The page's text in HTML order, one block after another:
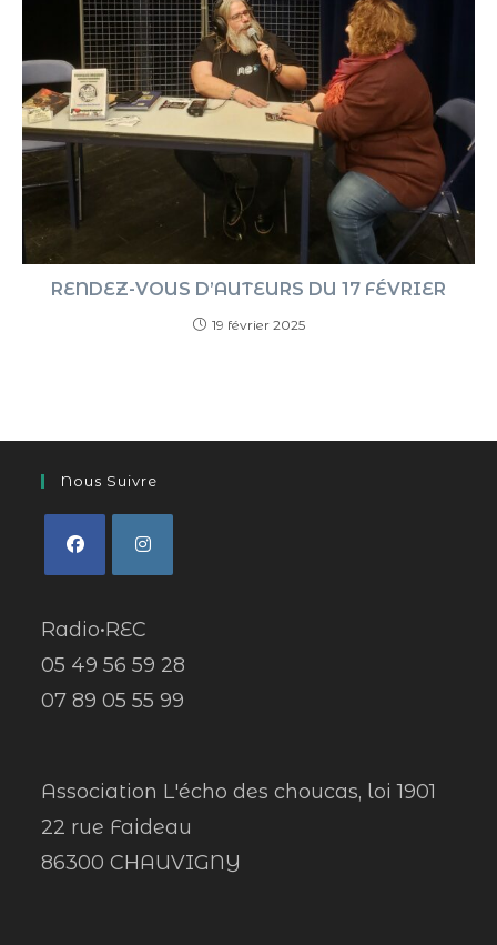
RENDEZ-VOUS D’AUTEURS DU 17 FÉVRIER
19 février 2025
Nous Suivre
Radio•REC
05 49 56 59 28
07 89 05 55 99
Association L'écho des choucas, loi 1901
22 rue Faideau
86300 CHAUVIGNY